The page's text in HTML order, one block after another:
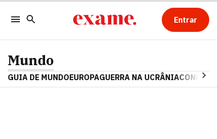
Entrar
Mundo
GUIA DE MUNDOEUROPAGUERRA NA UCRÂNIA